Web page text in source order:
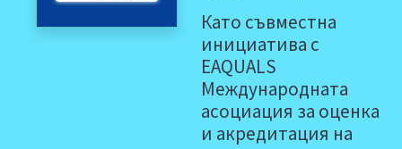
Като съвместна
инициатива с
EAQUALS
Международната
асоциация за оценка
и акредитация на